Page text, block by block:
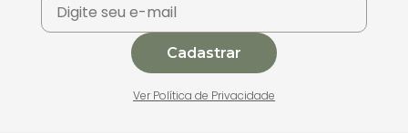
Cadastrar
Ver Política de Privacidade